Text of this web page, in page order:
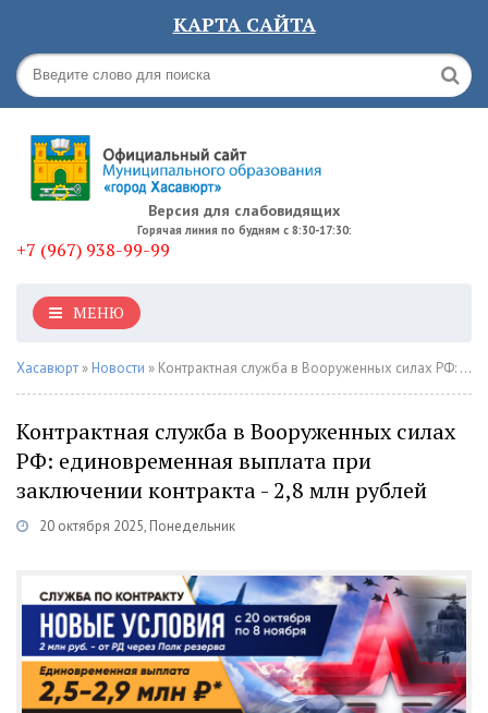
КАРТА САЙТА
Версия для слабовидящих
Горячая линия по будням с 8:30-17:30:
+7 (967) 938-99-99
МЕНЮ
Хасавюрт » Новости » Контрактная служба в Вооруженных силах РФ: единовременная выплата при заключении контракта - 2,8 млн рублей
Контрактная служба в Вооруженных силах
РФ: единовременная выплата при
заключении контракта - 2,8 млн рублей
20 октября 2025, Понедельник